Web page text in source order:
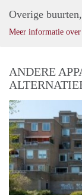
Overige
Meer informatie
ANDERE